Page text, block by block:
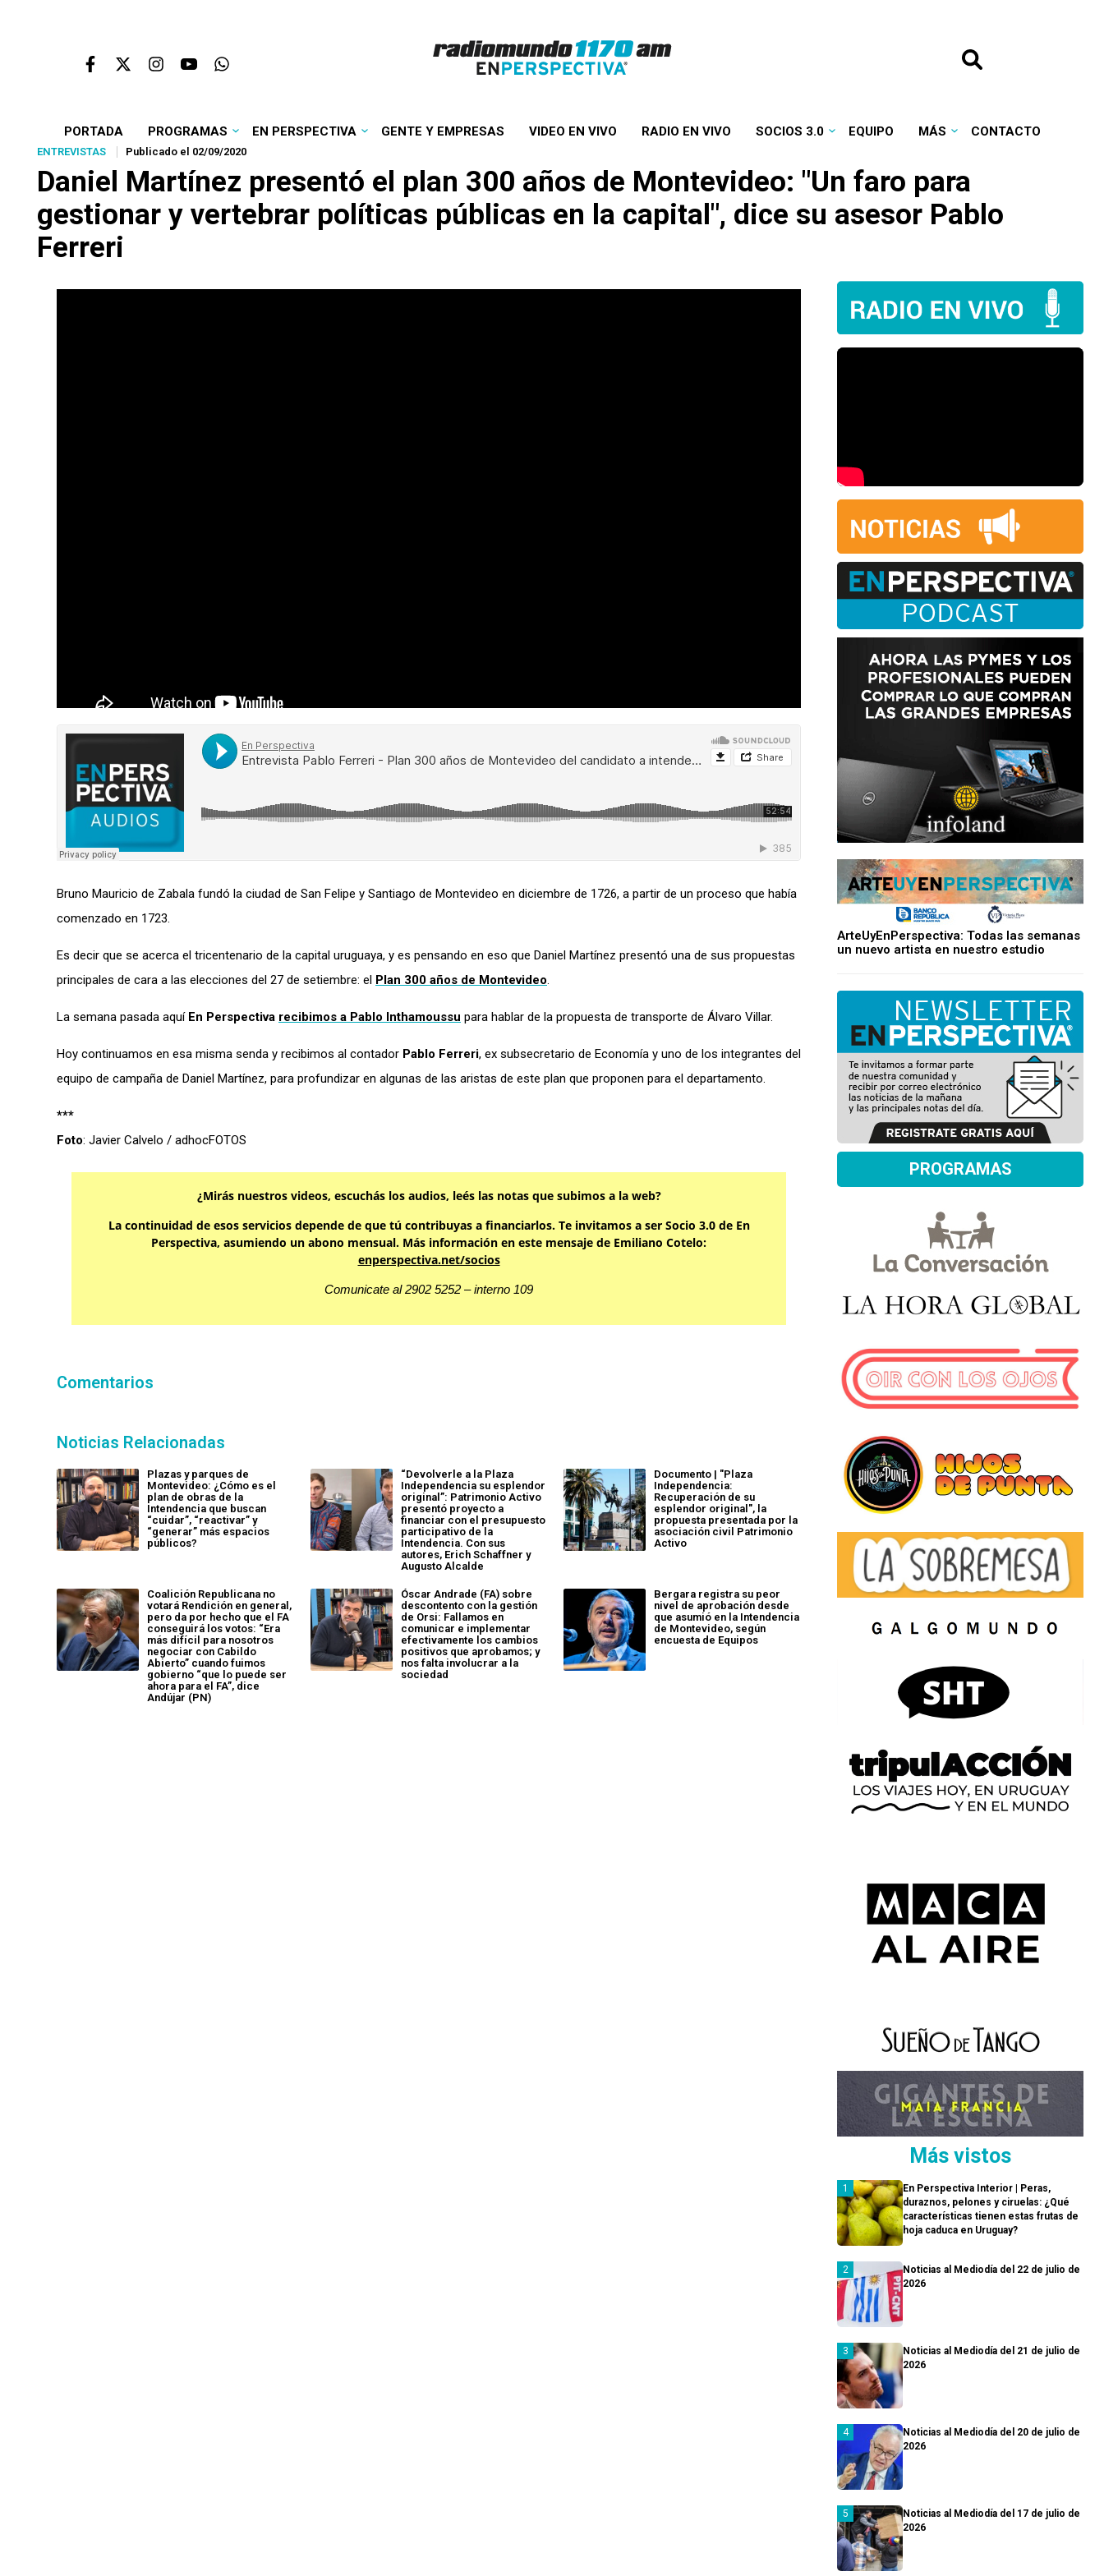
PORTADA PROGRAMAS EN PERSPECTIVA GENTE Y EMPRESAS VIDEO EN VIVO RADIO EN VIVO SOCIOS 3.0 EQUIPO MÁS CONTACTO
ENTREVISTAS Publicado el 02/09/2020
Daniel Martínez presentó el plan 300 años de Montevideo: "Un faro para
gestionar y vertebrar políticas públicas en la capital", dice su asesor Pablo
Ferreri
Bruno Mauricio de Zabala fundó la ciudad de San Felipe y Santiago de Montevideo en diciembre de 1726, a partir de un proceso que había
comenzado en 1723.
Es decir que se acerca el tricentenario de la capital uruguaya, y es pensando en eso que Daniel Martínez presentó una de sus propuestas
principales de cara a las elecciones del 27 de setiembre: el Plan 300 años de Montevideo.
La semana pasada aquí En Perspectiva recibimos a Pablo Inthamoussu para hablar de la propuesta de transporte de Álvaro Villar.
Hoy continuamos en esa misma senda y recibimos al contador Pablo Ferreri, ex subsecretario de Economía y uno de los integrantes del
equipo de campaña de Daniel Martínez, para profundizar en algunas de las aristas de este plan que proponen para el departamento.
***
Foto: Javier Calvelo / adhocFOTOS
¿Mirás nuestros videos, escuchás los audios, leés las notas que subimos a la web?
La continuidad de esos servicios depende de que tú contribuyas a financiarlos. Te invitamos a ser Socio 3.0 de En
Perspectiva, asumiendo un abono mensual. Más información en este mensaje de Emiliano Cotelo:
enperspectiva.net/socios
Comunicate al 2902 5252 – interno 109
Comentarios
Noticias Relacionadas
Plazas y parques de
Montevideo: ¿Cómo es el
plan de obras de la
Intendencia que buscan
“cuidar”, “reactivar” y
“generar” más espacios
públicos?
“Devolverle a la Plaza
Independencia su esplendor
original”: Patrimonio Activo
presentó proyecto a
financiar con el presupuesto
participativo de la
Intendencia. Con sus
autores, Erich Schaffner y
Augusto Alcalde
Documento | "Plaza
Independencia:
Recuperación de su
esplendor original", la
propuesta presentada por la
asociación civil Patrimonio
Activo
Coalición Republicana no
votará Rendición en general,
pero da por hecho que el FA
conseguirá los votos: “Era
más difícil para nosotros
negociar con Cabildo
Abierto” cuando fuimos
gobierno “que lo puede ser
ahora para el FA”, dice
Andújar (PN)
Óscar Andrade (FA) sobre
descontento con la gestión
de Orsi: Fallamos en
comunicar e implementar
efectivamente los cambios
positivos que aprobamos; y
nos falta involucrar a la
sociedad
Bergara registra su peor
nivel de aprobación desde
que asumió en la Intendencia
de Montevideo, según
encuesta de Equipos
ArteUyEnPerspectiva: Todas las semanas
un nuevo artista en nuestro estudio
PROGRAMAS
Más vistos
En Perspectiva Interior | Peras,
duraznos, pelones y ciruelas: ¿Qué
características tienen estas frutas de
hoja caduca en Uruguay?
Noticias al Mediodía del 22 de julio de
2026
Noticias al Mediodía del 21 de julio de
2026
Noticias al Mediodía del 20 de julio de
2026
Noticias al Mediodía del 17 de julio de
2026